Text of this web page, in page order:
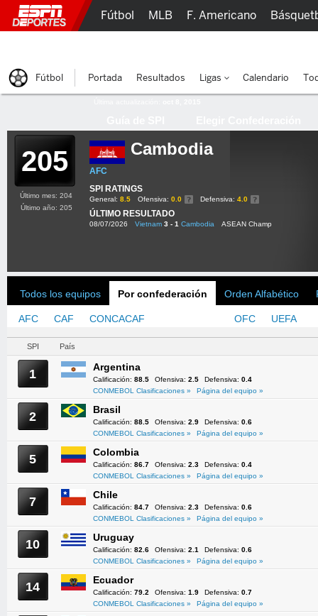
205 Cambodia
AFC
SPI RATINGS
General: 8.5 Ofensiva: 0.0 Defensiva: 4.0
ÚLTIMO RESULTADO
08/07/2026 Vietnam 3 - 1 Cambodia ASEAN Champ
Último mes: 204
Último año: 205
Todos los equipos Por confederación Orden Alfabético
AFC CAF CONCACAF OFC UEFA
SPI País
1 Argentina
Calificación: 88.5 Ofensiva: 2.5 Defensiva: 0.4
CONMEBOL Clasificaciones »
Página del equipo »
2 Brasil
Calificación: 88.5 Ofensiva: 2.9 Defensiva: 0.6
CONMEBOL Clasificaciones »
Página del equipo »
5 Colombia
Calificación: 86.7 Ofensiva: 2.3 Defensiva: 0.4
CONMEBOL Clasificaciones »
Página del equipo »
7 Chile
Calificación: 84.7 Ofensiva: 2.3 Defensiva: 0.6
CONMEBOL Clasificaciones »
Página del equipo »
10 Uruguay
Calificación: 82.6 Ofensiva: 2.1 Defensiva: 0.6
CONMEBOL Clasificaciones »
Página del equipo »
14 Ecuador
Calificación: 79.2 Ofensiva: 1.9 Defensiva: 0.7
CONMEBOL Clasificaciones »
Página del equipo »
Fútbol MLB F. Americano
Fútbol Portada Resultados Ligas Calendario